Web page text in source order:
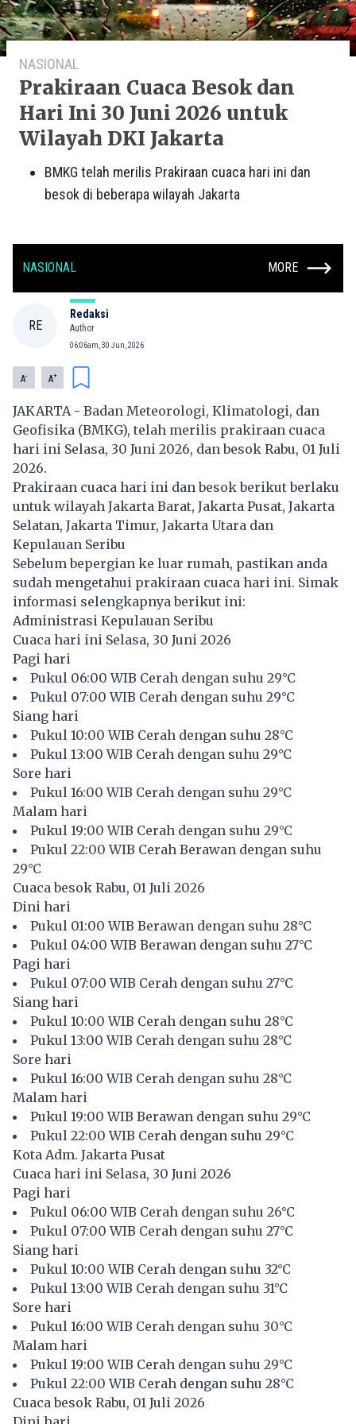
NASIONAL
Prakiraan Cuaca Besok dan
Hari Ini 30 Juni 2026 untuk
Wilayah DKI Jakarta
BMKG telah merilis Prakiraan cuaca hari ini dan
besok di beberapa wilayah Jakarta
NASIONAL MORE
RE
Redaksi
Author
06:06am, 30 Jun, 2026
A- A+
JAKARTA - Badan Meteorologi, Klimatologi, dan
Geofisika (BMKG), telah merilis prakiraan cuaca
hari ini Selasa, 30 Juni 2026, dan besok Rabu, 01 Juli
2026.
Prakiraan cuaca hari ini dan besok berikut berlaku
untuk wilayah Jakarta Barat, Jakarta Pusat, Jakarta
Selatan, Jakarta Timur, Jakarta Utara dan
Kepulauan Seribu
Sebelum bepergian ke luar rumah, pastikan anda
sudah mengetahui prakiraan cuaca hari ini. Simak
informasi selengkapnya berikut ini:
Administrasi Kepulauan Seribu
Cuaca hari ini Selasa, 30 Juni 2026
Pagi hari
Pukul 06:00 WIB Cerah dengan suhu 29°C
Pukul 07:00 WIB Cerah dengan suhu 29°C
Siang hari
Pukul 10:00 WIB Cerah dengan suhu 28°C
Pukul 13:00 WIB Cerah dengan suhu 29°C
Sore hari
Pukul 16:00 WIB Cerah dengan suhu 29°C
Malam hari
Pukul 19:00 WIB Cerah dengan suhu 29°C
Pukul 22:00 WIB Cerah Berawan dengan suhu
29°C
Cuaca besok Rabu, 01 Juli 2026
Dini hari
Pukul 01:00 WIB Berawan dengan suhu 28°C
Pukul 04:00 WIB Berawan dengan suhu 27°C
Pagi hari
Pukul 07:00 WIB Cerah dengan suhu 27°C
Siang hari
Pukul 10:00 WIB Cerah dengan suhu 28°C
Pukul 13:00 WIB Cerah dengan suhu 28°C
Sore hari
Pukul 16:00 WIB Cerah dengan suhu 28°C
Malam hari
Pukul 19:00 WIB Berawan dengan suhu 29°C
Pukul 22:00 WIB Cerah dengan suhu 29°C
Kota Adm. Jakarta Pusat
Cuaca hari ini Selasa, 30 Juni 2026
Pagi hari
Pukul 06:00 WIB Cerah dengan suhu 26°C
Pukul 07:00 WIB Cerah dengan suhu 27°C
Siang hari
Pukul 10:00 WIB Cerah dengan suhu 32°C
Pukul 13:00 WIB Cerah dengan suhu 31°C
Sore hari
Pukul 16:00 WIB Cerah dengan suhu 30°C
Malam hari
Pukul 19:00 WIB Cerah dengan suhu 29°C
Pukul 22:00 WIB Cerah dengan suhu 28°C
Cuaca besok Rabu, 01 Juli 2026